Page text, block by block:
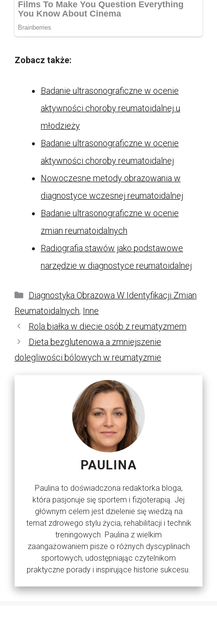
Zobacz także:
Badanie ultrasonograficzne w ocenie
aktywności choroby reumatoidalnej u
młodzieży
Badanie ultrasonograficzne w ocenie
aktywności choroby reumatoidalnej
Nowoczesne metody obrazowania w
diagnostyce wczesnej reumatoidalnej
Badanie ultrasonograficzne w ocenie
zmian reumatoidalnych
Radiografia stawów jako podstawowe
narzędzie w diagnostyce reumatoidalnej
Kategorie
Diagnostyka Obrazowa W Identyfikacji Zmian
Reumatoidalnych, Inne
Rola białka w diecie osób z reumatyzmem
Dieta bezglutenowa a zmniejszenie
dolegliwości bólowych w reumatyzmie
PAULINA
Paulina to doświadczona redaktorka bloga,
która pasjonuje się sportem i fizjoterapią. Jej
głównym celem jest dzielenie się wiedzą na
temat zdrowego stylu życia, rehabilitacji i technik
treningowych. Paulina z wielkim
zaangażowaniem pisze o różnych dyscyplinach
sportowych, udostępniając czytelnikom
praktyczne porady i inspirujące historie sukcesu.